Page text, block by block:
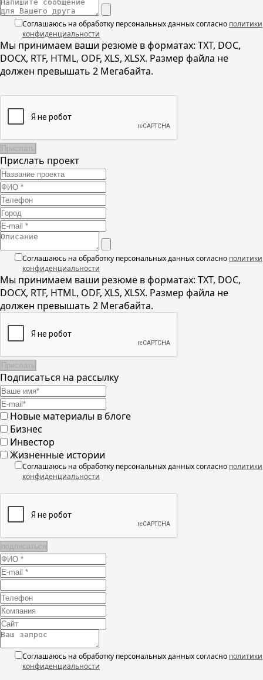
Соглашаюсь на обработку персональных данных согласно политики
конфиденциальности
Мы принимаем ваши резюме в форматах: TXT, DOC,
DOCX, RTF, HTML, ODF, XLS, XLSX. Размер файла не
должен превышать 2 Мегабайта.
Прислать проект
Соглашаюсь на обработку персональных данных согласно политики
конфиденциальности
Мы принимаем ваши резюме в форматах: TXT, DOC,
DOCX, RTF, HTML, ODF, XLS, XLSX. Размер файла не
должен превышать 2 Мегабайта.
Подписаться на рассылку
Новые материалы в блоге
Бизнес
Инвестор
Жизненные истории
Соглашаюсь на обработку персональных данных согласно политики
конфиденциальности
Соглашаюсь на обработку персональных данных согласно политики
конфиденциальности